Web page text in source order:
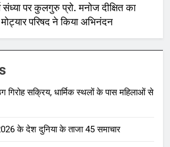
संध्या पर कुलगुरु प्रो. मनोज दीक्षित का
परिषद ने किया अभिनंदन
गिरोह सक्रिय, धार्मिक स्थलों के पास महिलाओं से
के देश दुनिया के ताजा 45 समाचार